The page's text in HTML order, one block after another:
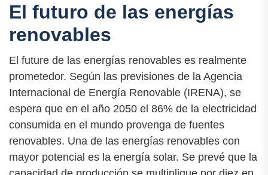
El futuro de las energías
renovables
El future de las energías renovables es realmente
prometedor. Según las previsiones de la Agencia
Internacional de Energía Renovable (IRENA), se
espera que en el año 2050 el 86% de la electricidad
consumida en el mundo provenga de fuentes
renovables. Una de las energías renovables con
mayor potencial es la energía solar. Se prevé que la